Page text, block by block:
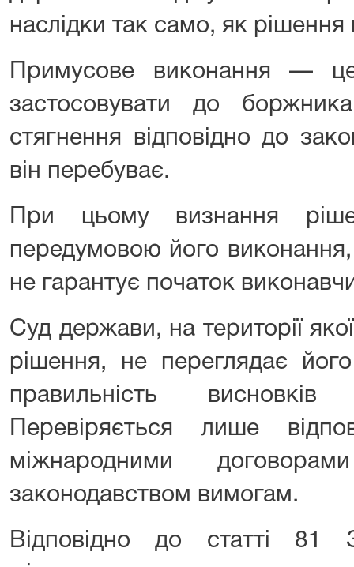
наслідки так само, як рішення
Примусове виконання —
застосовувати до
стягнення відповідно до
він перебуває.
При цьому визнання
передумовою його
не гарантує початок
Суд держави, на території
рішення, не переглядає
правильність
Перевіряється лише
міжнародними
законодавством вимогам.
Відповідно до статті 81